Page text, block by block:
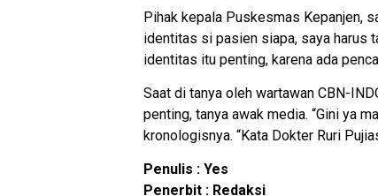
Pihak kepala Puskesmas Kepanjen,
identitas si pasien siapa, saya harus
identitas itu penting, karena ada
Saat di tanya oleh wartawan CBN-
penting, tanya awak media. “Gini ya
kronologisnya. “Kata Dokter Ruri
Penulis : Yes
Penerbit : Redaksi